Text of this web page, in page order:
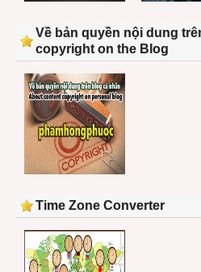
Về bản quyền nội dung
copyright on the Blog
Time Zone Converter